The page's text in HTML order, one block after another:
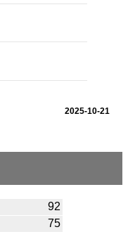
2025-10-21
92
75